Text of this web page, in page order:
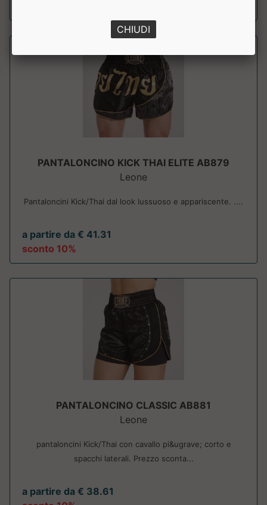
PANTALONCINO KICK THAI ELITE AB879
Leone
Pantaloncini Kick/Thai dal look lussuoso e appariscente. ....
a partire da € 41.31
sconto 10%
PANTALONCINO CLASSIC AB881
Leone
pantaloncini Kick/Thai con cavallo pi&ugrave; corto e
spacchi laterali. Prezzo sconta...
a partire da € 38.61
CHIUDI